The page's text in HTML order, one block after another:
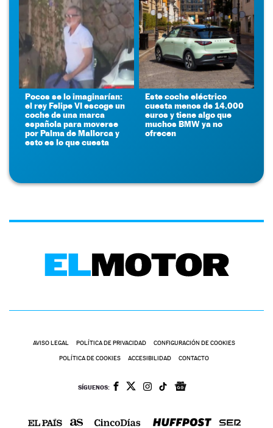
Pocos se lo imaginarían:
el rey Felipe VI escoge un
coche de una marca
española para moverse
por Palma de Mallorca y
esto es lo que cuesta
Este coche eléctrico
cuesta menos de 14.000
euros y tiene algo que
muchos BMW ya no
ofrecen
AVISO LEGAL POLÍTICA DE PRIVACIDAD CONFIGURACIÓN DE COOKIES
POLÍTICA DE COOKIES ACCESIBILIDAD CONTACTO
SÍGUENOS: